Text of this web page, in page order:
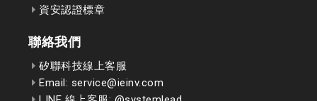
資安認證標章
聯絡我們
矽聯科技線上客服
Email: service@ieinv.com